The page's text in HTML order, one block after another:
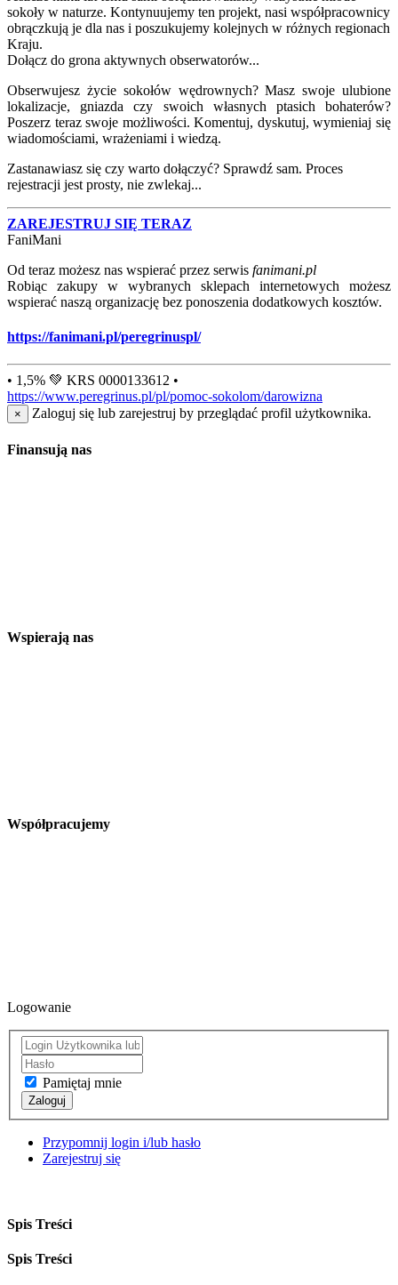
sokoły w naturze. Kontynuujemy ten projekt, nasi współpracownicy
obrączkują je dla nas i poszukujemy kolejnych w różnych regionach
Kraju.
Dołącz do grona aktywnych obserwatorów...
Obserwujesz życie sokołów wędrownych? Masz swoje ulubione
lokalizacje, gniazda czy swoich własnych ptasich bohaterów?
Poszerz teraz swoje możliwości. Komentuj, dyskutuj, wymieniaj się
wiadomościami, wrażeniami i wiedzą.
Zastanawiasz się czy warto dołączyć? Sprawdź sam. Proces
rejestracji jest prosty, nie zwlekaj...
ZAREJESTRUJ SIĘ TERAZ
FaniMani
Od teraz możesz nas wspierać przez serwis fanimani.pl
Robiąc zakupy w wybranych sklepach internetowych możesz
wspierać naszą organizację bez ponoszenia dodatkowych kosztów.
https://fanimani.pl/peregrinuspl/
• 1,5% 💚 KRS 0000133612 •
https://www.peregrinus.pl/pl/pomoc-sokolom/darowizna
× Zaloguj się lub zarejestruj by przeglądać profil użytkownika.
Finansują nas
Wspierają nas
Współpracujemy
Logowanie
Pamiętaj mnie
Zaloguj
Przypomnij login i/lub hasło
Zarejestruj się
Spis Treści
Spis Treści